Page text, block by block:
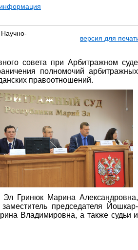
версия для
совета при Арбитражном суде
полномочий арбитражных
правоотношений.
Эл Гринюк Марина Александровна,
председателя Йошкар-
Владимировна, а также судьи и